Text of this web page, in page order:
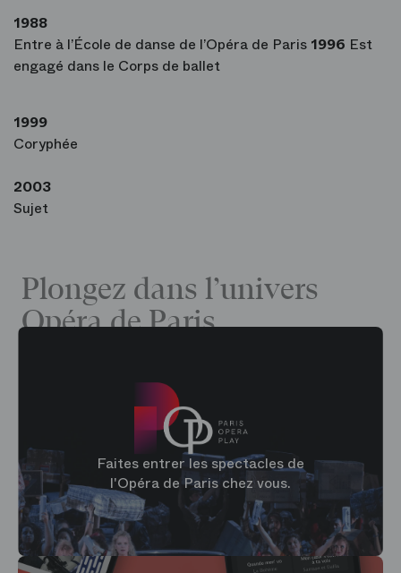
1988
Entre à l’École de danse de l’Opéra de Paris 1996 Est
engagé dans le Corps de ballet
1999
Coryphée
2003
Sujet
Plongez dans l’univers
Opéra de Paris
Faites entrer les spectacles de
l'Opéra de Paris chez vous.